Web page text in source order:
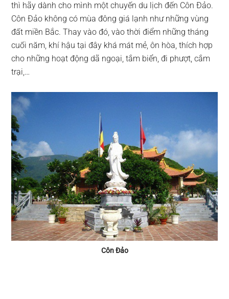
thì hãy dành cho mình một chuyến du lịch đến Côn Đảo.
Côn Đảo không có mùa đông giá lạnh như những vùng
đất miền Bắc. Thay vào đó, vào thời điểm những tháng
cuối năm, khí hậu tại đây khá mát mẻ, ôn hòa, thích hợp
cho những hoạt động dã ngoại, tắm biển, đi phượt, cắm
trại,…
Côn Đảo